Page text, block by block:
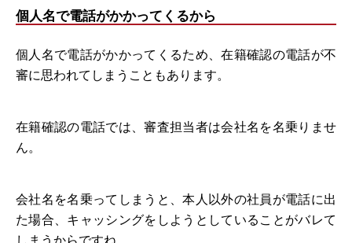
個人名で電話がかかってくるから
個人名で電話がかかってくるため、在籍確認の電話が不
審に思われてしまうこともあります。
在籍確認の電話では、審査担当者は会社名を名乗りませ
ん。
会社名を名乗ってしまうと、本人以外の社員が電話に出
た場合、キャッシングをしようとしていることがバレて
しまうからですね。